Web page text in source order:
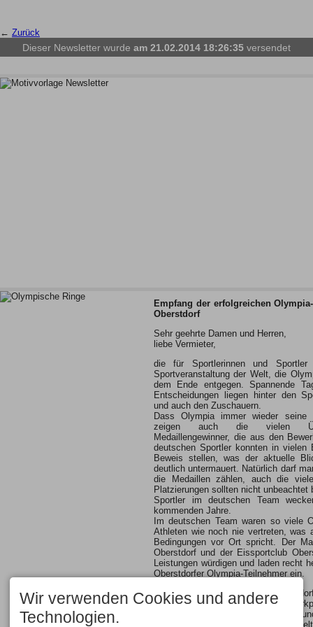
← Zurück
Dieser Newsletter wurde am 21.02.2014 18:26:35 versendet
Empfang der erfolgreichen
Oberstdorf
Sehr geehrte Damen und Herren,
liebe Vermieter,
die für Sportlerinnen und Sportler
Sportveranstaltung der Welt, die
dem Ende entgegen. Spannende
Entscheidungen liegen hinter den
und auch den Zuschauern.
Dass Olympia immer wieder seine
zeigen auch die vielen
Medaillengewinner, die aus den
deutschen Sportler konnten in vielen
Beweis stellen, was der aktuelle
deutlich untermauert. Natürlich darf
die Medaillen zählen, auch die
Platzierungen sollten nicht unbeachtet
Sportler im deutschen Team
kommenden Jahre.
Im deutschen Team waren so viele
Athleten wie noch nie vertreten, was
Bedingungen vor Ort spricht. Der
Oberstdorf und der Eissportclub
Leistungen würdigen und laden recht
Oberstdorfer Olympia-Teilnehmer ein.
Um 19.00 Uhr werden die
großen Bühne des Oberstdorfer
18.45 Uhr – werden die Athletinnen
Musikkapelle Oberstdorf und
Wir verwenden Cookies und andere
Technologien.